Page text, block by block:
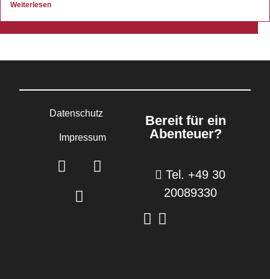
Weiterlesen
Datenschutz
Impressum
Bereit für ein
Abenteuer?
Tel. +49 30
20089330